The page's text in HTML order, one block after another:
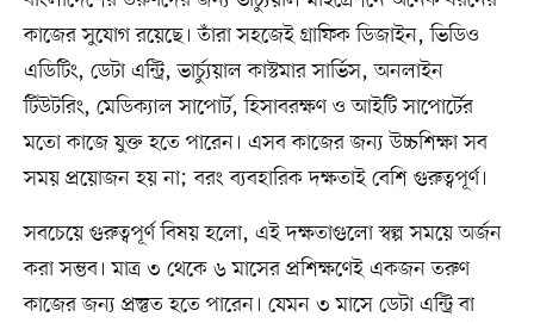
কাজের সুযোগ রয়েছে। তাঁরা সহজেই গ্রাফিক ডিজাইন, ভিডিও
এডিটিং, ডেটা এন্ট্রি, ভার্চ্যুয়াল কাস্টমার সার্ভিস, অনলাইন
টিউটরিং, মেডিক্যাল সাপোর্ট, হিসাবরক্ষণ ও আইটি সাপোর্টের
মতো কাজে যুক্ত হতে পারেন। এসব কাজের জন্য উচ্চশিক্ষা সব
সময় প্রয়োজন হয় না; বরং ব্যবহারিক দক্ষতাই বেশি গুরুত্বপূর্ণ।
সবচেয়ে গুরুত্বপূর্ণ বিষয় হলো, এই দক্ষতাগুলো স্বল্প সময়ে অর্জন
করা সম্ভব। মাত্র ৩ থেকে ৬ মাসের প্রশিক্ষণেই একজন তরুণ
কাজের জন্য প্রস্তুত হতে পারেন। যেমন ৩ মাসে ডেটা এন্ট্রি বা